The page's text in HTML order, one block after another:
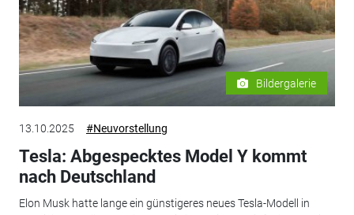
Bildergalerie
13.10.2025 #Neuvorstellung
Tesla: Abgespecktes Model Y kommt
nach Deutschland
Elon Musk hatte lange ein günstigeres neues Tesla-Modell in